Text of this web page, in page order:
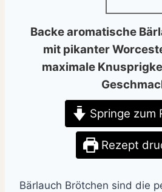
Backe aromatische
mit pikanter
maximale
Springe zum
Rezept
Bärlauch Brötchen sind die